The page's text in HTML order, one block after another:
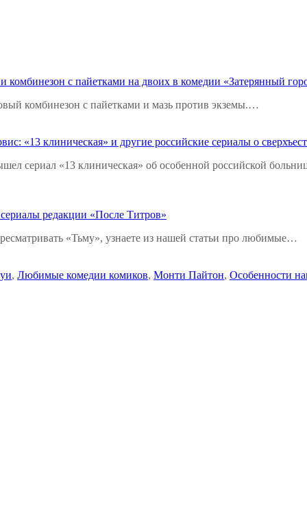
комбинезон с пайетками на двоих в комедии «Затерянный
комбинезон с пайетками и мазь против экземы.…
«13 клиническая» и другие российские сериалы о
сериал «13 клиническая» об особенной российской
редакции «После Титров»
«Тьму», узнаете из нашей статьи про любимые…
, Любимые комедии комиков, Монти Пайтон, Особенности